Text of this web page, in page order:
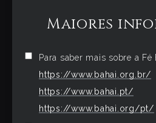
Maiores
Para saber mais sobre a Fé
https://www.bahai.org.br/
https://www.bahai.pt/
https://www.bahai.org/pt/